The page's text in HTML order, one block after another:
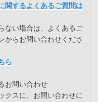
関するよくあるご質問は
ない場合は、よくあるご
からお問い合わせくださ
ら
お問い合わせ
クスに、お問い合わせに